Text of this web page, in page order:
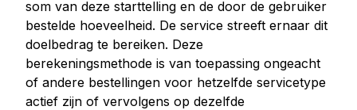
som van deze starttelling en de door de gebruiker
bestelde hoeveelheid. De service streeft ernaar dit
doelbedrag te bereiken. Deze
berekeningsmethode is van toepassing ongeacht
of andere bestellingen voor hetzelfde servicetype
actief zijn of vervolgens op dezelfde